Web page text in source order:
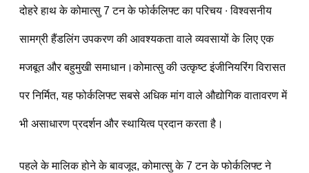
दोहरे हाथ के कोमात्सु 7 टन के फोर्कलिफ्ट का परिचय ∙ विश्वसनीय
सामग्री हैंडलिंग उपकरण की आवश्यकता वाले व्यवसायों के लिए एक
मजबूत और बहुमुखी समाधान।कोमात्सु की उत्कृष्ट इंजीनियरिंग विरासत
पर निर्मित, यह फोर्कलिफ्ट सबसे अधिक मांग वाले औद्योगिक वातावरण में
भी असाधारण प्रदर्शन और स्थायित्व प्रदान करता है।
पहले के मालिक होने के बावजूद, कोमात्सु के 7 टन के फोर्कलिफ्ट ने